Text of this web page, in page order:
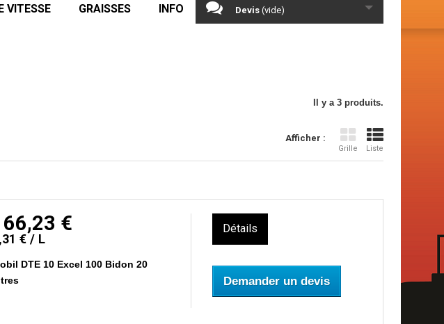
VITESSE GRAISSES INFO Devis (vide)
Il y a 3 produits.
Afficher :
Grille Liste
€
€ / L
DTE 10 Excel 100 Bidon 20
Détails
Demander un devis